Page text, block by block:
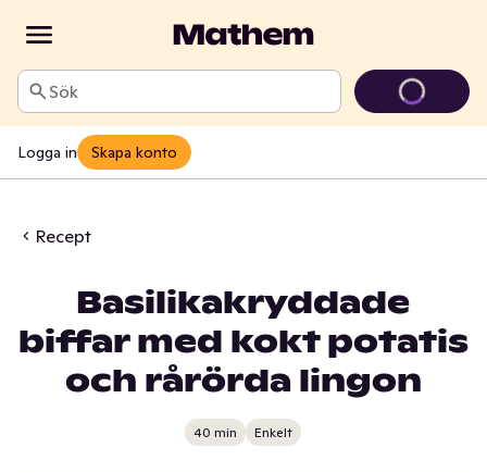
Sök
Logga in Skapa konto
Recept
Basilikakryddade
biffar med kokt potatis
och rårörda lingon
40 min Enkelt